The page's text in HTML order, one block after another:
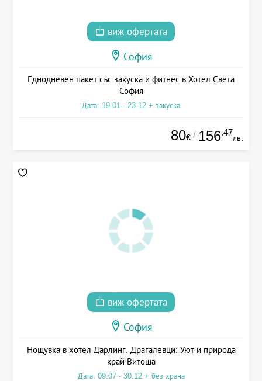
виж офертата
София
Еднодневен пакет със закуска и фитнес в Хотел Света
София
Дата: 19.01 - 23.12 + закуска
80€ / 156.47
лв.
виж офертата
София
Нощувка в хотел Дарлинг, Драгалевци: Уют и природа
край Витоша
Дата: 09.07 - 30.12 + без храна